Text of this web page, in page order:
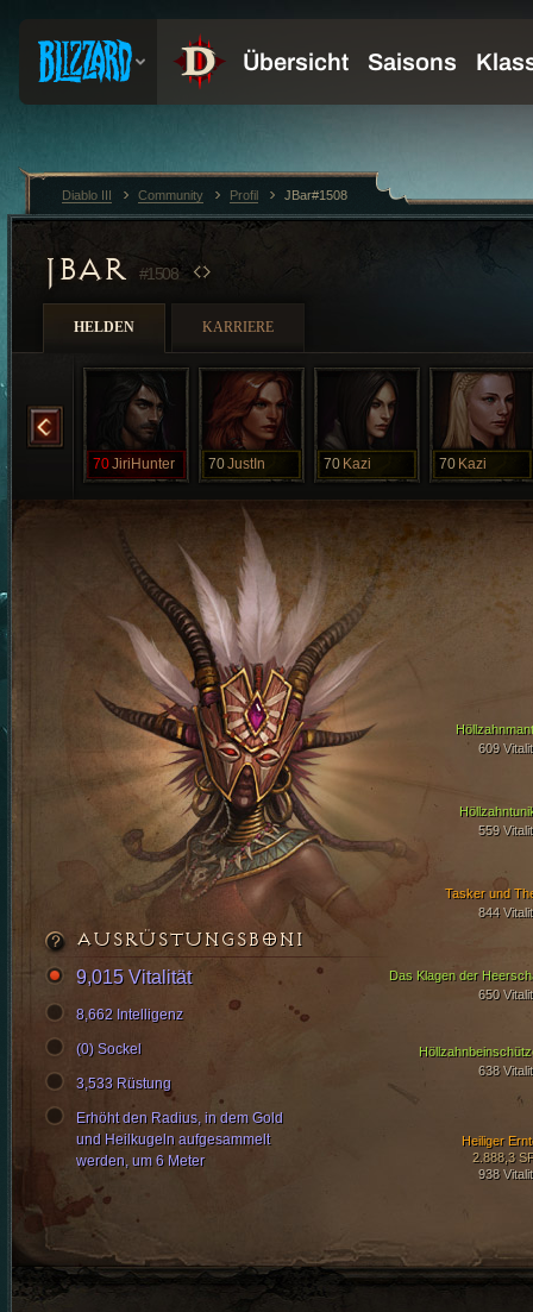
JBAR #1508
HELDEN KARRIERE
70JiriHunter 70JustIn 70 Kazi 70 Kazi
559
Tasker und
844
609
638
Heiliger
2.888,3
938
Das Klagen der
650
AUSRÜSTUNGSBONI
9,015 Vitalität
8,662 Intelligenz
(0) Sockel
3,533 Rüstung
Erhöht den Radius, in dem Gold
und Heilkugeln aufgesammelt
werden, um 6 Meter
Diablo III Community Profil JBar#1508